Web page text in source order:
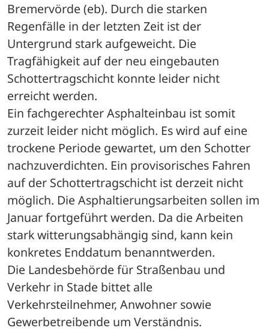
Bremervörde (eb). Durch die starken
Regenfälle in der letzten Zeit ist der
Untergrund stark aufgeweicht. Die
Tragfähigkeit auf der neu eingebauten
Schottertragschicht konnte leider nicht
erreicht werden.
Ein fachgerechter Asphalteinbau ist somit
zurzeit leider nicht möglich. Es wird auf eine
trockene Periode gewartet, um den Schotter
nachzuverdichten. Ein provisorisches Fahren
auf der Schottertragschicht ist derzeit nicht
möglich. Die Asphaltierungsarbeiten sollen im
Januar fortgeführt werden. Da die Arbeiten
stark witterungsabhängig sind, kann kein
konkretes Enddatum benanntwerden.
Die Landesbehörde für Straßenbau und
Verkehr in Stade bittet alle
Verkehrsteilnehmer, Anwohner sowie
Gewerbetreibende um Verständnis.